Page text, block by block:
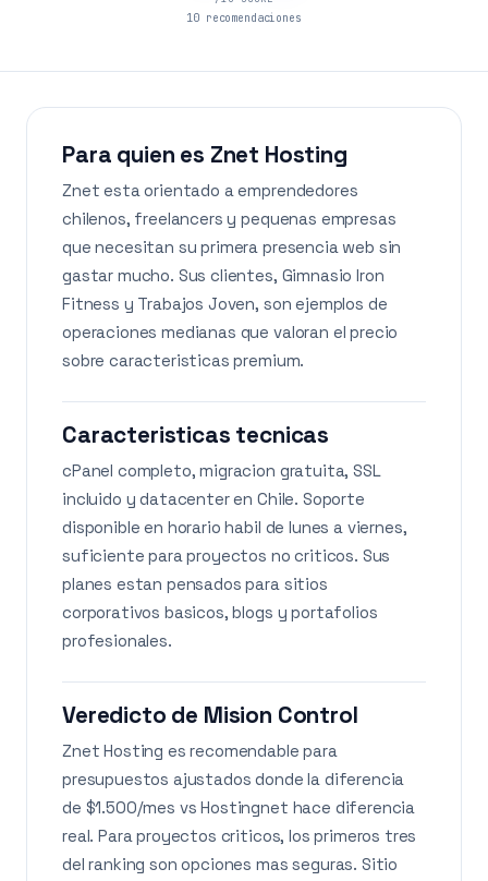
10 recomendaciones
Para quien es Znet Hosting
Znet esta orientado a emprendedores
chilenos, freelancers y pequenas empresas
que necesitan su primera presencia web sin
gastar mucho. Sus clientes, Gimnasio Iron
Fitness y Trabajos Joven, son ejemplos de
operaciones medianas que valoran el precio
sobre caracteristicas premium.
Caracteristicas tecnicas
cPanel completo, migracion gratuita, SSL
incluido y datacenter en Chile. Soporte
disponible en horario habil de lunes a viernes,
suficiente para proyectos no criticos. Sus
planes estan pensados para sitios
corporativos basicos, blogs y portafolios
profesionales.
Veredicto de Mision Control
Znet Hosting es recomendable para
presupuestos ajustados donde la diferencia
de $1.500/mes vs Hostingnet hace diferencia
real. Para proyectos criticos, los primeros tres
del ranking son opciones mas seguras. Sitio